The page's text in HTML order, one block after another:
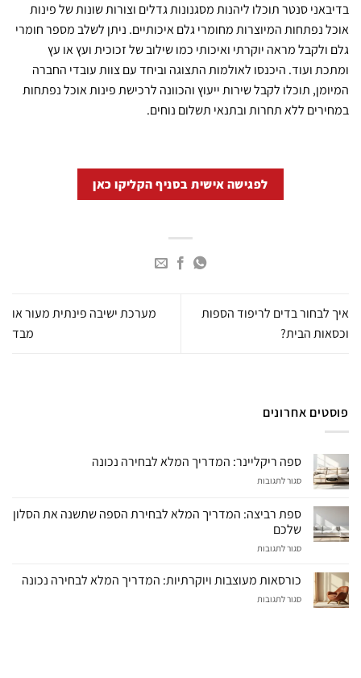
בדיבאני סנטר תוכלו ליהנות מסגנונות גדלים וצורות שונות של פינות
אוכל נפתחות המיוצרות מחומרי גלם איכותיים. ניתן לשלב מספר חומרי
גלם ולקבל מראה יוקרתי ואיכותי כמו שילוב של זכוכית ועץ או עץ
ומתכת ועוד. היכנסו לאולמות התצוגה וביחד עם צוות עובדי החברה
המיומן, תוכלו לקבל שירות ייעוץ והכוונה לרכישת פינות אוכל נפתחות
במחירים ללא תחרות ובתנאי תשלום נוחים.
לפגישה אישית בסניף הקליקו כאן
איך לבחור בדים לריפוד הספות
וכסאות הבית?
מערכת ישיבה פינתית מעור או
מבד
פוסטים אחרונים
ספה ריקליינר: המדריך המלא לבחירה נכונה
סגור לתגובות
המדריך
לבחירה
ספת רביצה: המדריך המלא לבחירת הספה שתשנה את הסלון
שלכם
סגור לתגובות
רביצה:
המדריך
המלא
כורסאות מעוצבות ויוקרתיות: המדריך המלא לבחירה נכונה
סגור לתגובות